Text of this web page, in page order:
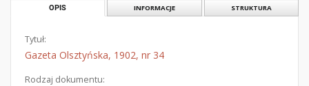
OPIS INFORMACJE STRUKTURA
Tytuł:
Gazeta Olsztyńska, 1902, nr 34
Rodzaj dokumentu: